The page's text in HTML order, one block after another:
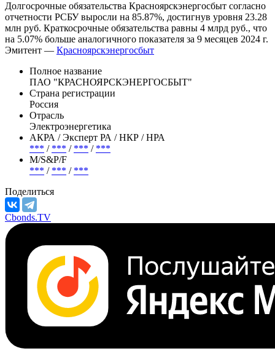
Долгосрочные обязательства Красноярскэнергосбыт согласно
отчетности РСБУ выросли на 85.87%, достигнув уровня 23.28
млн руб. Краткосрочные обязательства равны 4 млрд руб., что
на 5.07% больше аналогичного показателя за 9 месяцев 2024 г.
Эмитент — Красноярскэнергосбыт
Полное название
ПАО "КРАСНОЯРСКЭНЕРГОСБЫТ"
Страна регистрации
Россия
Отрасль
Электроэнергетика
АКРА / Эксперт РА / НКР / НРА
*** / *** / *** / ***
М/S&P/F
*** / *** / ***
Поделиться
Cbonds.TV